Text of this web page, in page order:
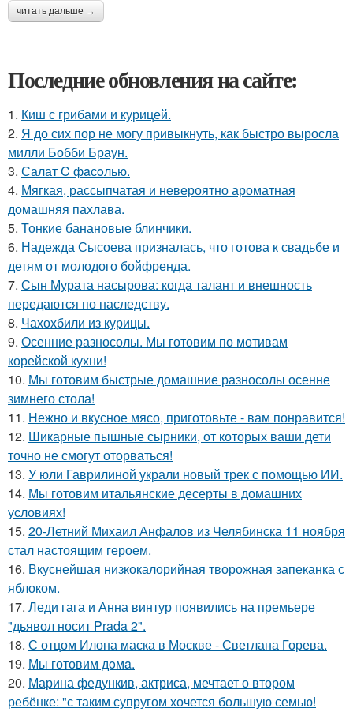
читать дальше →
Последние обновления на сайте:
1. Киш с грибами и курицей.
2. Я до сих пор не могу привыкнуть, как быстро выросла
милли Бобби Браун.
3. Салат C фaсoлью.
4. Мягкая, рассыпчатая и невероятно ароматная
домашняя пахлава.
5. Тонкие банановые блинчики.
6. Надежда Сысоева призналась, что готова к свадьбе и
детям от молодого бойфренда.
7. Сын Мурата насырова: когда талант и внешность
передаются по наследству.
8. Чахохбили из курицы.
9. Осенние разносолы. Мы готовим по мотивам
корейской кухни!
10. Мы готовим быстрые домашние разносолы осенне
зимнего стола!
11. Нежно и вкусное мясо, приготовьте - вам понравится!
12. Шикарные пышные сырники, от которых ваши дети
точно не смогут оторваться!
13. У юли Гаврилиной украли новый трек с помощью ИИ.
14. Мы готовим итальянские десерты в домашних
условиях!
15. 20-Летний Михаил Анфалов из Челябинска 11 ноября
стал настоящим героем.
16. Вкуснейшая низкокалорийная творожная запеканка с
яблоком.
17. Леди гага и Анна винтур появились на премьере
"дьявол носит Prada 2".
18. С отцом Илона маска в Москве - Светлана Горева.
19. Мы готовим дoмa.
20. Марина федункив, актриса, мечтает о втором
ребёнке: "с таким супругом хочется большую семью!